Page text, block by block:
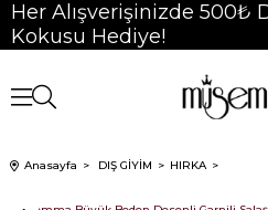
Her Alışverişinizde 500₺
Kokusu Hediye!
Anasayfa DIŞ GİYİM HIRKA